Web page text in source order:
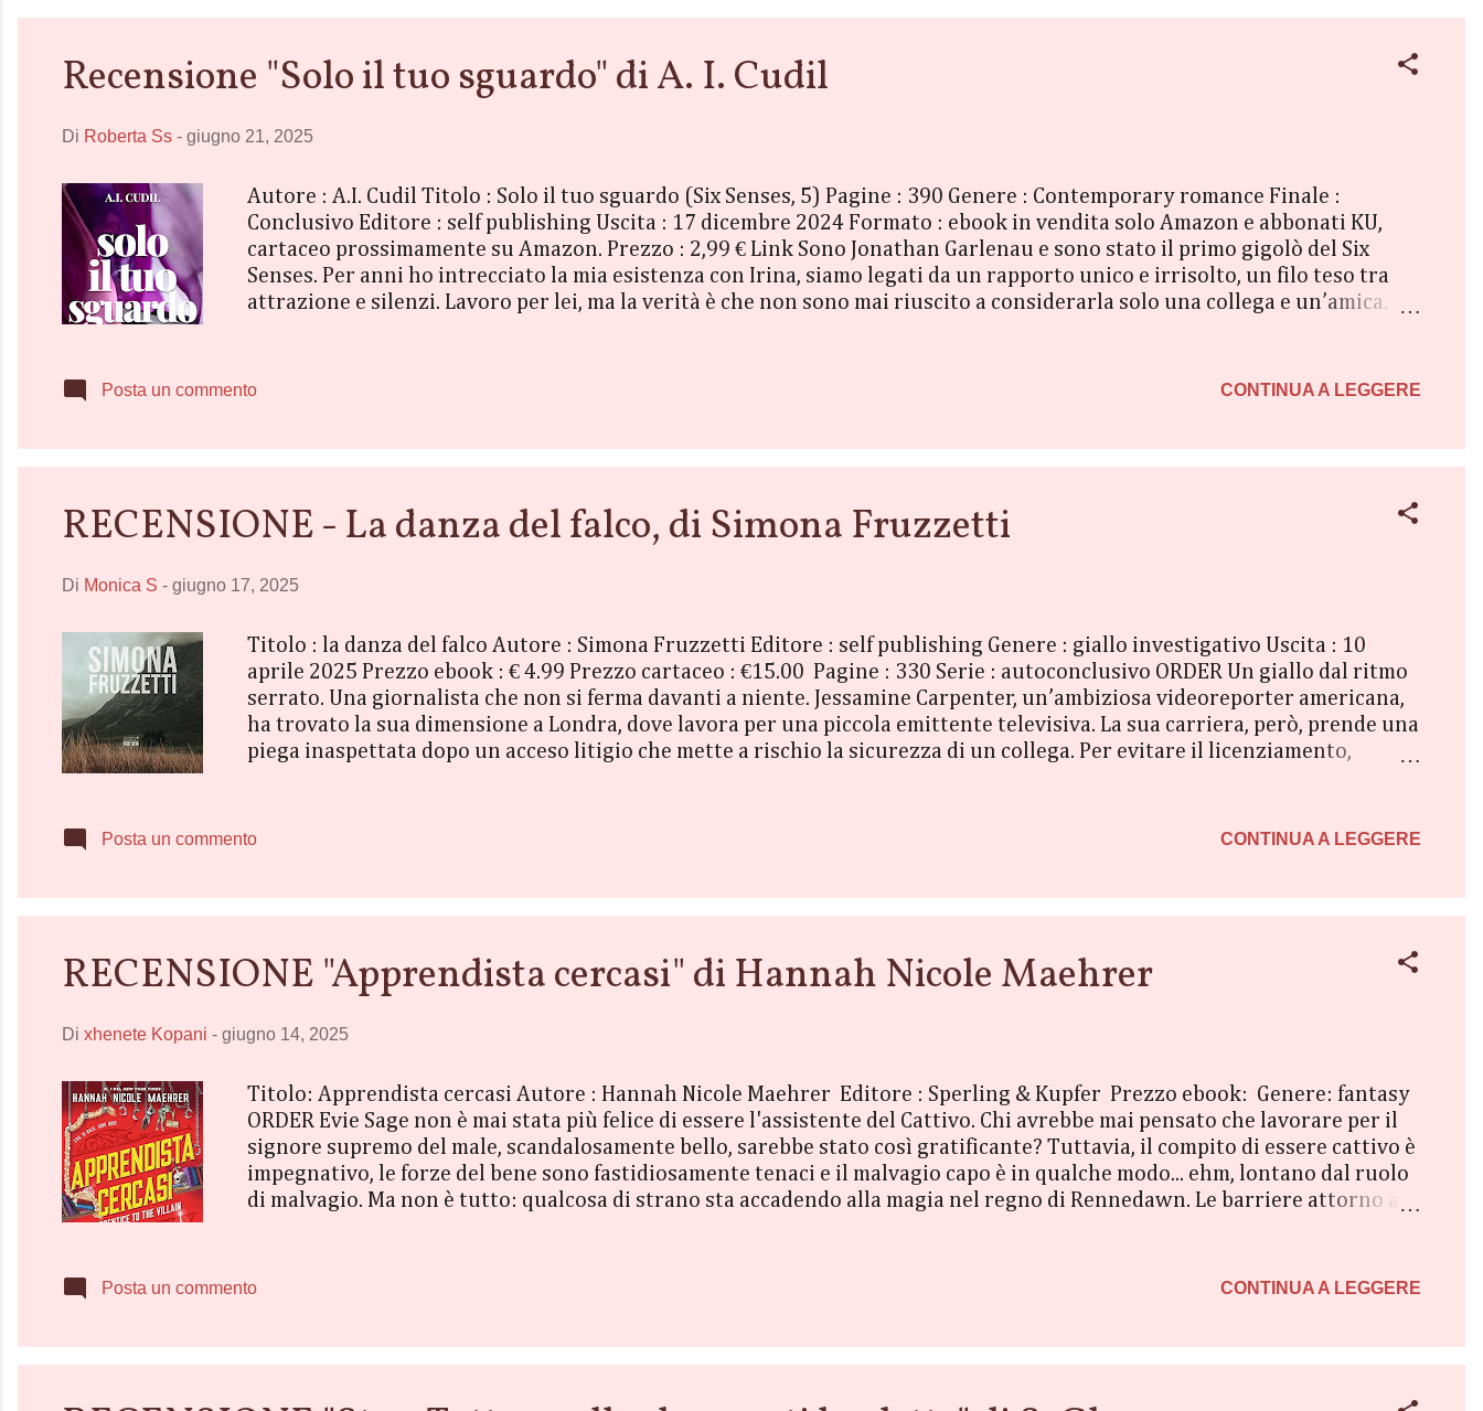
Recensione "Solo il tuo sguardo" di A. I. Cudil
Di Roberta Ss - giugno 21, 2025
Autore : A.I. Cudil Titolo : Solo il tuo sguardo (Six Senses, 5) Pagine : 390 Genere : Contemporary romance Finale :
Conclusivo Editore : self publishing Uscita : 17 dicembre 2024 Formato : ebook in vendita solo Amazon e abbonati KU,
cartaceo prossimamente su Amazon. Prezzo : 2,99 € Link Sono Jonathan Garlenau e sono stato il primo gigolò del Six
Senses. Per anni ho intrecciato la mia esistenza con Irina, siamo legati da un rapporto unico e irrisolto, un filo teso tra
attrazione e silenzi. Lavoro per lei, ma la verità è che non sono mai riuscito a considerarla solo una collega e un’amica.
della vita che avevo. Ma, allo stesso tempo, non posso fare a meno di lei. Sono Irina Vassileva e sono la creatrice del Six
Posta un commento CONTINUA A LEGGERE
RECENSIONE - La danza del falco, di Simona Fruzzetti
Di Monica S - giugno 17, 2025
Titolo : la danza del falco Autore : Simona Fruzzetti Editore : self publishing Genere : giallo investigativo Uscita : 10
aprile 2025 Prezzo ebook : € 4.99 Prezzo cartaceo : €15.00 Pagine : 330 Serie : autoconclusivo ORDER Un giallo dal ritmo
serrato. Una giornalista che non si ferma davanti a niente. Jessamine Carpenter, un’ambiziosa videoreporter americana,
ha trovato la sua dimensione a Londra, dove lavora per una piccola emittente televisiva. La sua carriera, però, prende una
piega inaspettata dopo un acceso litigio che mette a rischio la sicurezza di un collega. Per evitare il licenziamento,
una giovane ragazza che si è suicidata sei mesi prima. La donna è convinta che si tratti di omicidio e spinge Jessamine a
Posta un commento CONTINUA A LEGGERE
RECENSIONE "Apprendista cercasi" di Hannah Nicole Maehrer
Di xhenete Kopani - giugno 14, 2025
Titolo: Apprendista cercasi Autore : Hannah Nicole Maehrer Editore : Sperling & Kupfer Prezzo ebook: Genere: fantasy
ORDER Evie Sage non è mai stata più felice di essere l'assistente del Cattivo. Chi avrebbe mai pensato che lavorare per il
signore supremo del male, scandalosamente bello, sarebbe stato così gratificante? Tuttavia, il compito di essere cattivo è
impegnativo, le forze del bene sono fastidiosamente tenaci e il malvagio capo è in qualche modo... ehm, lontano dal ruolo
di malvagio. Ma non è tutto: qualcosa di strano sta accadendo alla magia nel regno di Rennedawn. Le barriere attorno al
e forse (a condizione che nessuno lo scopra) l'intero regno. È ora di uscire dalla sua zona di comfort e apprendere nu...
Posta un commento CONTINUA A LEGGERE